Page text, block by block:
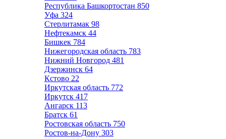
Республика Башкортостан 850
Уфа 324
Стерлитамак 98
Нефтекамск 44
Бишкек 784
Нижегородская область 783
Нижний Новгород 481
Дзержинск 64
Кстово 22
Иркутская область 772
Иркутск 417
Ангарск 113
Братск 61
Ростовская область 750
Ростов-на-Дону 303